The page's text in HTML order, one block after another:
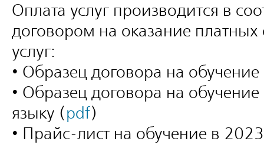
Оплата услуг производится в
договором на оказание платных
услуг:
• Образец договора на
• Образец договора на
языку (pdf)
• Прайс-лист на обучение в